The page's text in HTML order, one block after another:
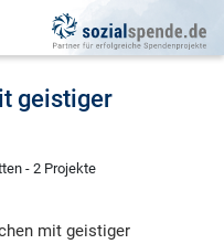
geistiger
- 2 Projekte
mit geistiger